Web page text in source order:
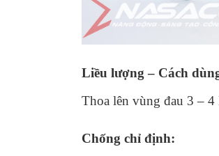
Liều lượng – Cách
Thoa lên vùng đau 3 – 4
Chống chỉ định: